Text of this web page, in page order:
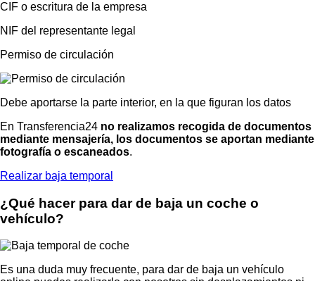
CIF o escritura de la empresa
NIF del representante legal
Permiso de circulación
Debe aportarse la parte interior, en la que figuran los datos
En Transferencia24 no realizamos recogida de documentos
mediante mensajería, los documentos se aportan mediante
fotografía o escaneados.
Realizar baja temporal
¿Qué hacer para dar de baja un coche o
vehículo?
Es una duda muy frecuente, para dar de baja un vehículo